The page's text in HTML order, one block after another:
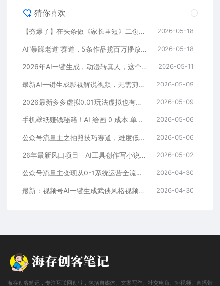
猜你喜欢
【夯爆了】在头条做《家长里短》二创小故事，这个月收益2w+ 2026-05-18
AI“暴躁老道”赛道，5条作品揽百万播放！（附变现全攻略） 2026-05-18
2026年AI一键生成，动漫转真人，这个月靠这个AI赚了2W+ 2026-05-11
最新AI一键生成影视解说视频，无需剪辑3分钟1条，条条爆款，多平台变现日入2000+ 2026-05-09
2026最新多多虚拟0.01玩法虚拟也有新门路轻松日入2500! 2026-05-09
手机壁纸赚钱秘籍！AI 绘画 0 成本 单店狂销 3.8 万单 2026-05-06
公众号流量主之拍照技巧赛道，难度低+流量大，起号第一篇就爆了10w阅读！ 2026-05-06
26年最新风口项目，AI工具创作写小说，轻松实现日入1000+ 2026-05-02
公众号流量主变现从0-1系统运营全流程讲解！ 2026-04-30
最新：视频号AI一键生成武侠风格视频，狂撸视频号分成收益，学完轻松日入1000+ 2026-04-30
海存创客笔记，专注互联网创业，包括自媒体、文案写作、社交电商、短视频、直播带